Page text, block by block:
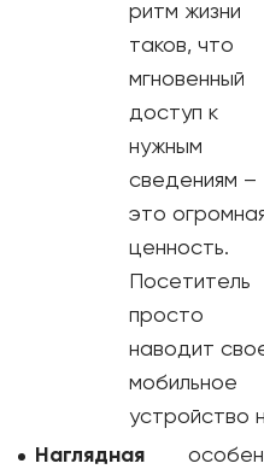
ритм жизни
таков, что
мгновенный
доступ к
нужным
сведениям –
это
ценность.
Посетитель
просто
наводит
мобильное
устройство
Наглядная